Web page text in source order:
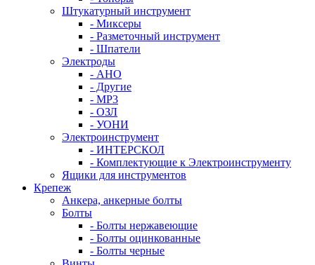
Штукатурный инструмент
- Миксеры
- Разметочный инструмент
- Шпатели
Электроды
- АНО
- Другие
- МР3
- ОЗЛ
- УОНИ
Электроинструмент
- ИНТЕРСКОЛ
- Комплектующие к Электроинструменту
Ящики для инструментов
Крепеж
Анкера, анкерные болты
Болты
- Болты нержавеющие
- Болты оцинкованные
- Болты черные